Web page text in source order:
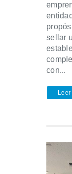
sellar
con...
Leer